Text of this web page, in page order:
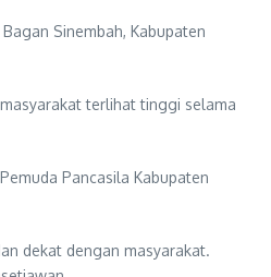
Sinembah, Kabupaten
terlihat tinggi selama
Pancasila Kabupaten
dekat dengan masyarakat.